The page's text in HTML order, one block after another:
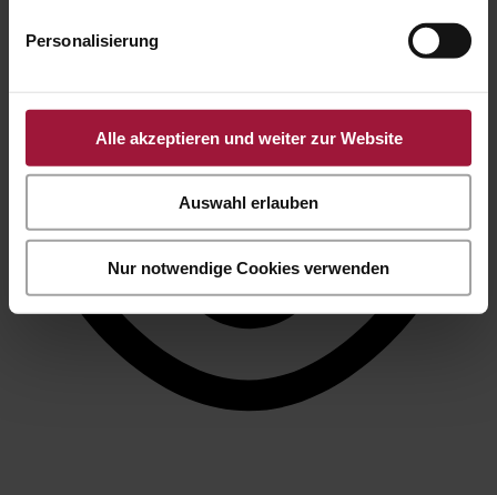
Personalisierung
Alle akzeptieren und weiter zur Website
Auswahl erlauben
Nur notwendige Cookies verwenden